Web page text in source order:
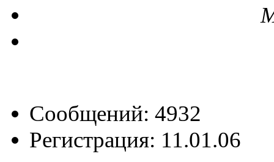
Сообщений: 4932
Регистрация: 11.01.06